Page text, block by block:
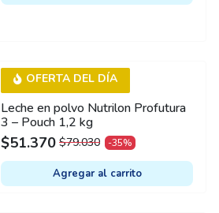
Leche en polvo Nutrilon Profutura
3 – Pouch 1,2 kg
OFERTA DEL DÍA
$79.030
ORIGINAL
PRICE
WAS:
$51.370
CURRENT
PRICE
IS:
-35%
Agregar al carrito